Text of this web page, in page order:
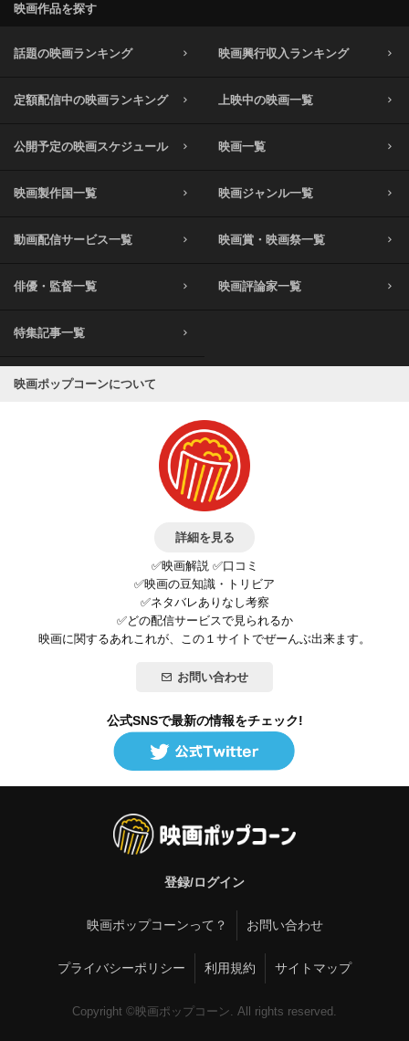
映画作品を探す
話題の映画ランキング 映画興行収入ランキング
定額配信中の映画ランキング 上映中の映画一覧
公開予定の映画スケジュール 映画一覧
映画製作国一覧 映画ジャンル一覧
動画配信サービス一覧 映画賞・映画祭一覧
俳優・監督一覧 映画評論家一覧
特集記事一覧
映画ポップコーンについて
詳細を見る
✅映画解説 ✅口コミ
✅映画の豆知識・トリビア
✅ネタバレありなし考察
✅どの配信サービスで見られるか
映画に関するあれこれが、この１サイトでぜーんぶ出来ます。
お問い合わせ
公式SNSで最新の情報をチェック!
登録/ログイン
映画ポップコーンって？ お問い合わせ
プライバシーポリシー 利用規約 サイトマップ
Copyright ©映画ポップコーン. All rights reserved.